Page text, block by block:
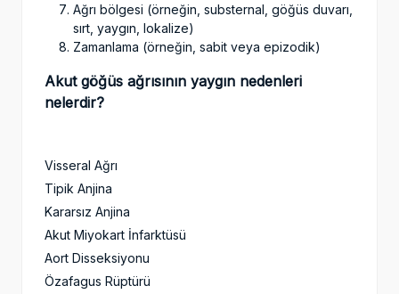
Ağrı bölgesi (örneğin, substernal, göğüs duvarı,
sırt, yaygın, lokalize)
Zamanlama (örneğin, sabit veya epizodik)
Akut göğüs ağrısının yaygın nedenleri
nelerdir?
Visseral Ağrı
Tipik Anjina
Kararsız Anjina
Akut Miyokart İnfarktüsü
Aort Disseksiyonu
Özafagus Rüptürü